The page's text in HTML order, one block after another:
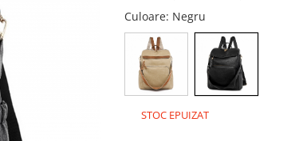
Culoare: Negru
STOC EPUIZAT